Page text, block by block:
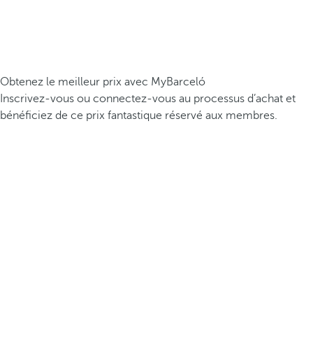
Obtenez le meilleur prix avec MyBarceló
Inscrivez-vous ou connectez-vous au processus d’achat et
bénéficiez de ce prix fantastique réservé aux membres.